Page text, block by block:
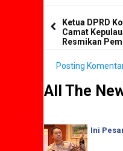
Ketua DPRD
Camat
Resmikan
Posting
All The
Ini